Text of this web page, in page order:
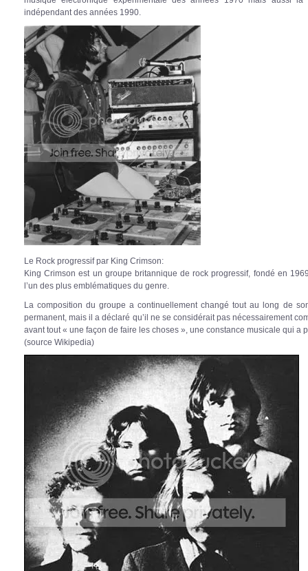
indépendant des années 1990.
Le Rock progressif par King Crimson:
King Crimson est un groupe britannique de rock progressif, fondé en
l’un des plus emblématiques du genre.
La composition du groupe a continuellement changé tout au long de
permanent, mais il a déclaré qu’il ne se considérait pas nécessairement
avant tout « une façon de faire les choses », une constance musicale qui a
(source Wikipedia)